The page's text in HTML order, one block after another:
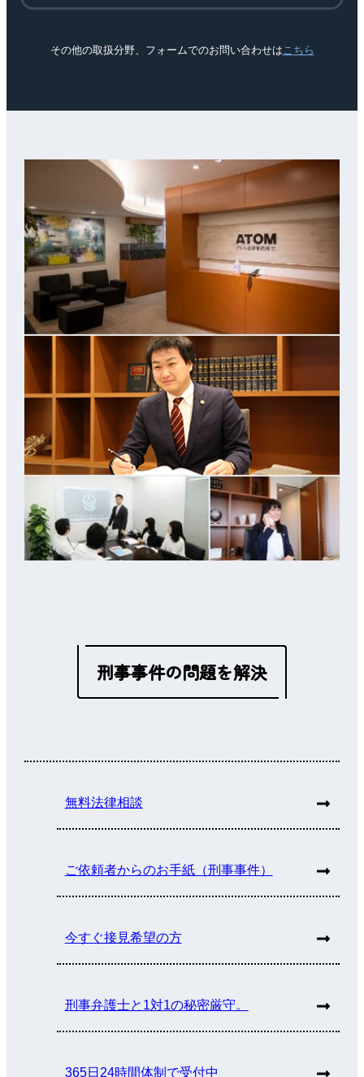
その他の取扱分野、フォームでのお問い合わせは こちら
刑事事件の問題を解決
無料法律相談
ご依頼者からのお手紙（刑事事件）
今すぐ接見希望の方
刑事弁護士と1対1の秘密厳守。
365日24時間体制で受付中